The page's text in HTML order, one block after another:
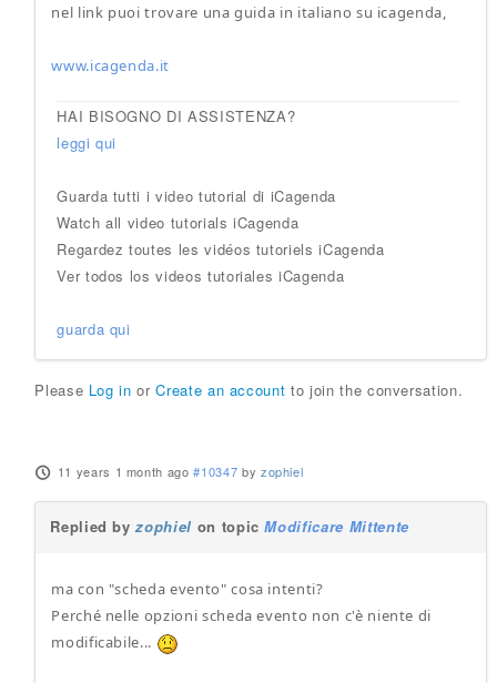
nel link puoi trovare una guida in italiano su icagenda,
www.icagenda.it
HAI BISOGNO DI ASSISTENZA?
leggi qui
Guarda tutti i video tutorial di iCagenda
Watch all video tutorials iCagenda
Regardez toutes les vidéos tutoriels iCagenda
Ver todos los videos tutoriales iCagenda
guarda qui
Please Log in orCreate an account to join the conversation.
11 years 1 month ago #10347 by zophiel
Replied byzophiel on topicModificare Mittente
ma con "scheda evento" cosa intenti?
Perché nelle opzioni scheda evento non c'è niente di
modificabile...